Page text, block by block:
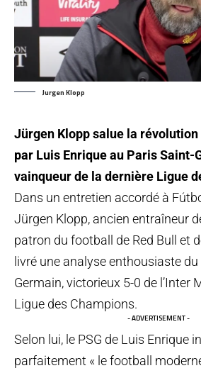
Jurgen Klopp
Jürgen Klopp salue la
par Luis Enrique au Paris Saint-
vainqueur de la dernière Ligue
Dans un entretien accordé à
Jürgen Klopp, ancien entraîneur
patron du football de Red Bull et
livré une analyse enthousiaste
Germain, victorieux 5-0 de l’Inter
Ligue des Champions.
- ADVERTISEMENT -
Selon lui, le PSG de Luis Enrique
parfaitement « le football